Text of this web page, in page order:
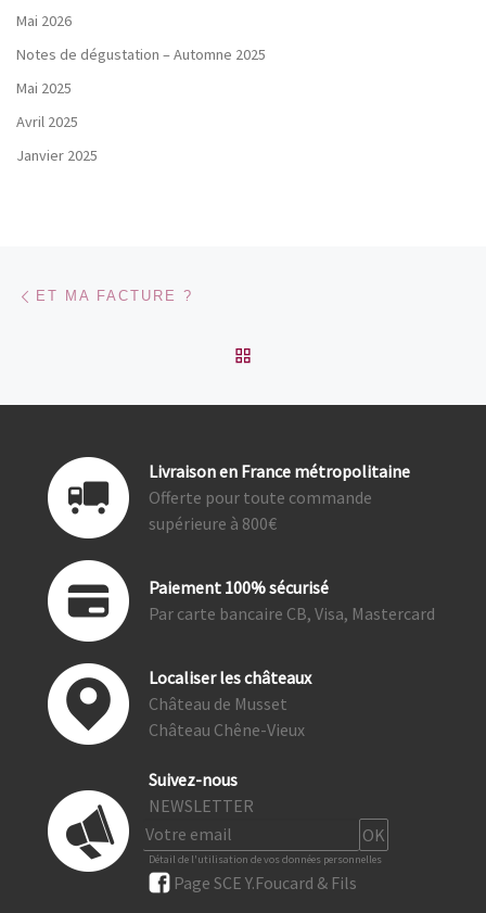
Mai 2026
Notes de dégustation – Automne 2025
Mai 2025
Avril 2025
Janvier 2025
Parcourir les articles
ET MA FACTURE ?
Livraison en France métropolitaine
Offerte pour toute commande
supérieure à 800€
Paiement 100% sécurisé
Par carte bancaire CB, Visa, Mastercard
Localiser les châteaux
Château de Musset
Château Chêne-Vieux
Suivez-nous
NEWSLETTER
Détail de l'utilisation de vos données personnelles
Page SCE Y.Foucard & Fils